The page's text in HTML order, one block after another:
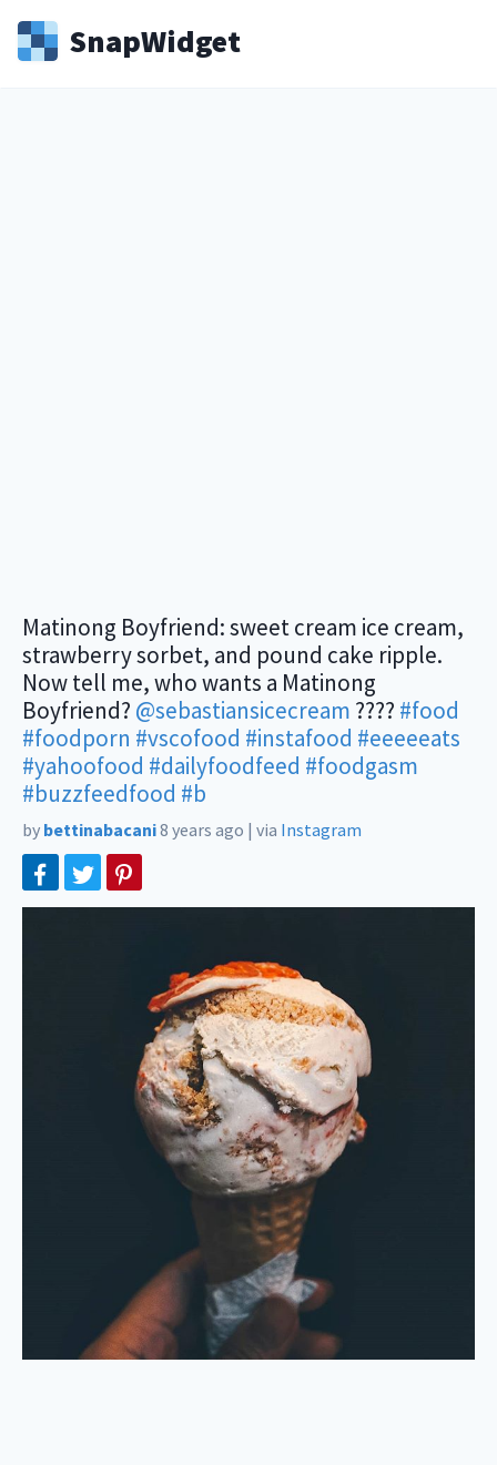
SnapWidget
Matinong Boyfriend: sweet cream ice cream,
strawberry sorbet, and pound cake ripple.
Now tell me, who wants a Matinong
Boyfriend? @sebastiansicecream ???? #food
#foodporn #vscofood #instafood #eeeeeats
#yahoofood #dailyfoodfeed #foodgasm
#buzzfeedfood #b
by bettinabacani8 years ago | via Instagram